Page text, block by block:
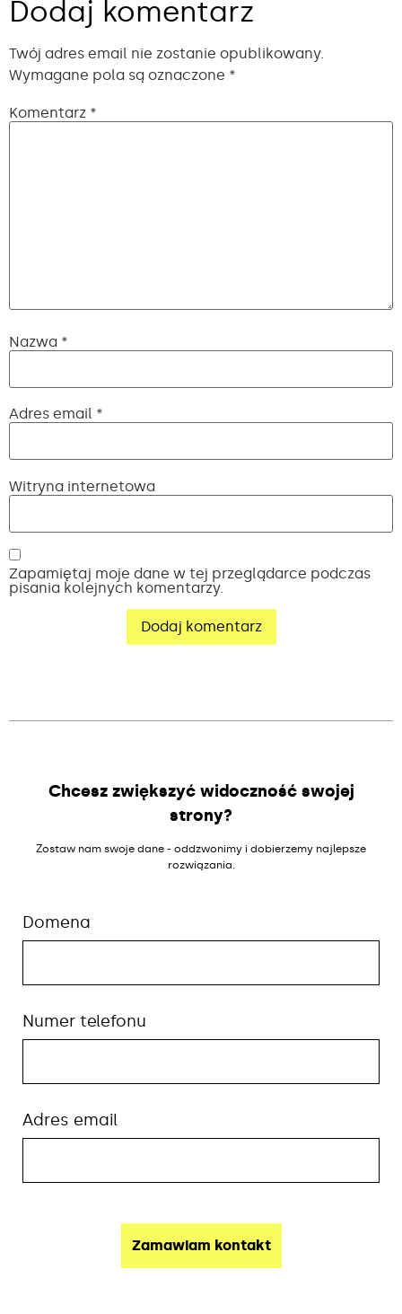
Dodaj komentarz
Twój adres email nie zostanie opublikowany.
Wymagane pola są oznaczone *
Komentarz *
Nazwa *
Adres email *
Witryna internetowa
Zapamiętaj moje dane w tej przeglądarce podczas
pisania kolejnych komentarzy.
Chcesz zwiększyć widoczność swojej
strony?
Zostaw nam swoje dane - oddzwonimy i dobierzemy najlepsze
rozwiązania.
Domena
Numer telefonu
Adres email